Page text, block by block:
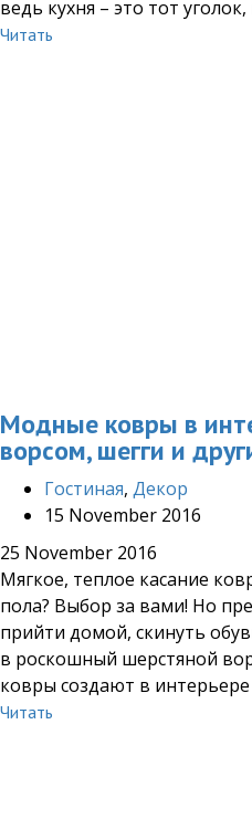
ведь кухня – это тот уголок,
Читать
Модные ковры в
ворсом, шегги и
Гостиная, Декор
15 November 2016
25 November 2016
Мягкое, теплое касание
пола? Выбор за вами! Но
прийти домой, скинуть
в роскошный шерстяной
ковры создают в интерьере
Читать